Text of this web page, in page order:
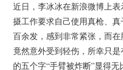
近日，李冰冰在新浪微博上
摄工作要求自己使用真枪、
百余发，感到非常紧张，而
竟然意外受到轻伤，所幸只
的五个字“手臂被炸断”显得无